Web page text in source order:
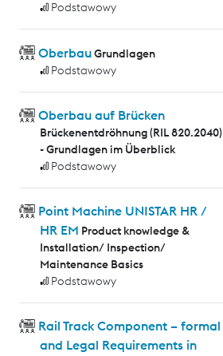
Podstawowy
OberbauGrundlagen
Podstawowy
Oberbau auf Brücken
Brückenentdröhnung (RIL 820.2040)
- Grundlagen im Überblick
Podstawowy
Point Machine UNISTAR HR /
HR EM Product knowledge &
Installation/ Inspection/
Maintenance Basics
Podstawowy
Rail Track Component – formal
and Legal Requirements in